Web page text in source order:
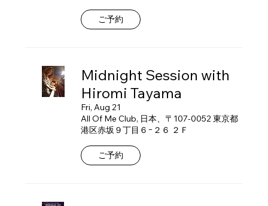
ご予約
Midnight Session with
Hiromi Tayama
Fri, Aug 21
All Of Me Club, 日本、〒107-0052 東京都
港区赤坂９丁目６−２６ ２Ｆ
ご予約